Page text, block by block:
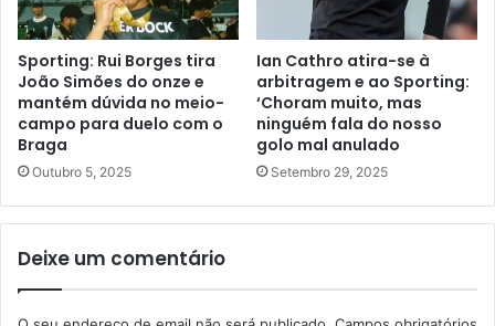
Sporting: Rui Borges tira
João Simões do onze e
mantém dúvida no meio-
campo para duelo com o
Braga
Outubro 5, 2025
Ian Cathro atira-se à
arbitragem e ao Sporting:
‘Choram muito, mas
ninguém fala do nosso
golo mal anulado
Setembro 29, 2025
Deixe um comentário